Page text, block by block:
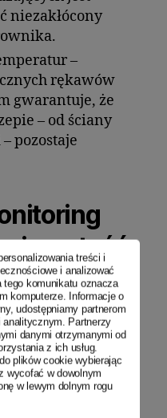
treści i
i analizować
tego komunikatu oznacza
komputerze. Informacje o
udostępniamy partnerom
analitycznym. Partnerzy
danymi otrzymanymi od
z ich usług.
plików cookie wybierając
wycofać w dowolnym
w lewym dolnym rogu
niezakłócony
–
rękawów
gwarantuje, że
– od ściany
pozostaje
daje
kontroli nad
czujników